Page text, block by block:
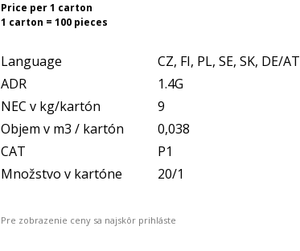
Price per 1 carton
1 carton = 100 pieces
Language
CZ, FI, PL, SE, SK, DE/AT
ADR
1.4G
NEC v kg/kartón
9
Objem v m3 / kartón
0,038
CAT
P1
Množstvo v kartóne
20/1